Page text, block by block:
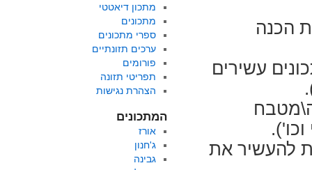
הכנה
עשירים
להעשיר את
מתכון דיאטטי
מתכונים
ספרי מתכונים
ערכים תזונתיים
פורומים
תפריטי תזונה
הצהרת נגישות
המתכונים
אורז
ג'חנון
גבינה